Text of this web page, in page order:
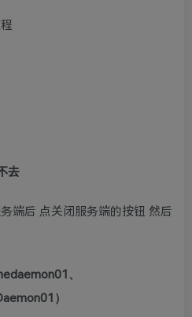
去
端后 点关闭服务端的按钮 然后
、
）